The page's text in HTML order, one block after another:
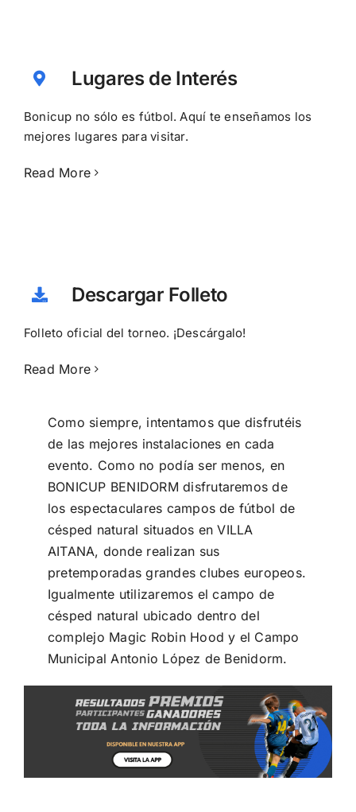
Lugares de Interés
Bonicup no sólo es fútbol. Aquí te enseñamos los
mejores lugares para visitar.
Read More
Descargar Folleto
Folleto oficial del torneo. ¡Descárgalo!
Read More
Como siempre, intentamos que disfrutéis
de las mejores instalaciones en cada
evento. Como no podía ser menos, en
BONICUP BENIDORM disfrutaremos de
los espectaculares campos de fútbol de
césped natural situados en VILLA
AITANA, donde realizan sus
pretemporadas grandes clubes europeos.
Igualmente utilizaremos el campo de
césped natural ubicado dentro del
complejo Magic Robin Hood y el Campo
Municipal Antonio López de Benidorm.